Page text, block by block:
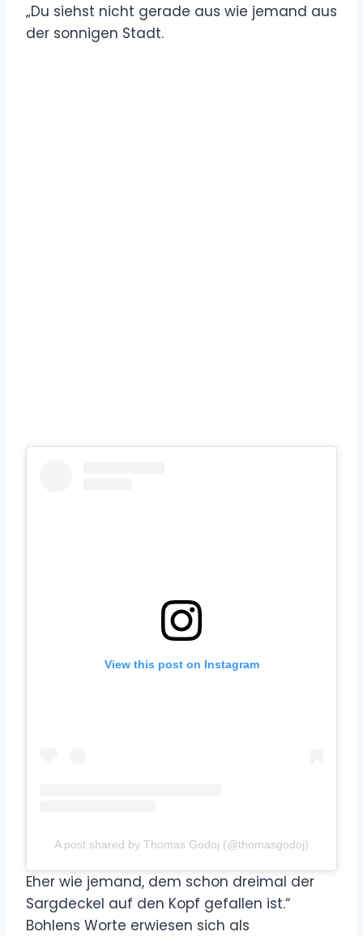
„Du siehst nicht gerade aus wie jemand aus
der sonnigen Stadt.
View this post on Instagram
A post shared by Thomas Godoj (@thomasgodoj)
Eher wie jemand, dem schon dreimal der
Sargdeckel auf den Kopf gefallen ist.“
Bohlens Worte erwiesen sich als